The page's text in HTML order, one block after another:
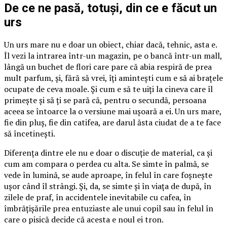
De ce ne pasă, totuși, din ce e făcut un
urs
Un urs mare nu e doar un obiect, chiar dacă, tehnic, asta e.
Îl vezi la intrarea într-un magazin, pe o bancă într-un mall,
lângă un buchet de flori care pare că abia respiră de prea
mult parfum, și, fără să vrei, îți amintești cum e să ai brațele
ocupate de ceva moale. Și cum e să te uiți la cineva care îl
primește și să ți se pară că, pentru o secundă, persoana
aceea se întoarce la o versiune mai ușoară a ei. Un urs mare,
fie din pluș, fie din catifea, are darul ăsta ciudat de a te face
să încetinești.
Diferența dintre ele nu e doar o discuție de material, ca și
cum am compara o perdea cu alta. Se simte în palmă, se
vede în lumină, se aude aproape, în felul în care foșnește
ușor când îl strângi. Și, da, se simte și în viața de după, în
zilele de praf, în accidentele inevitabile cu cafea, în
îmbrățișările prea entuziaste ale unui copil sau în felul în
care o pisică decide că acesta e noul ei tron.